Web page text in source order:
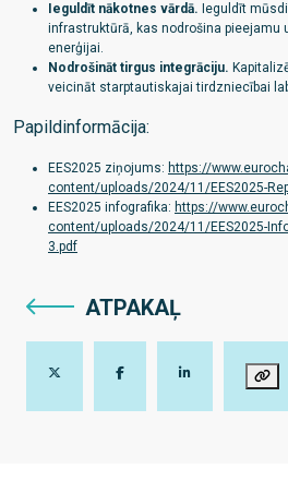
Ieguldīt nākotnes vārdā. Ieguldīt
infrastruktūrā, kas nodrošina pieejamu
enerģijai.
Nodrošināt tirgus integrāciju.
veicināt starptautiskajai tirdzniecībai
Papildinformācija:
EES2025 ziņojums: https://
content/uploads/2024/11/EES2025-
EES2025 infografika: https://
content/uploads/2024/11/EES2025-
3.pdf
ATPAKAĻ